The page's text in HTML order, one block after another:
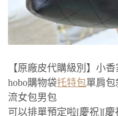
【原廠皮代購級別】小
hobo購物袋托特包單肩
流女包男包
可以排單預定啦[慶祝][慶